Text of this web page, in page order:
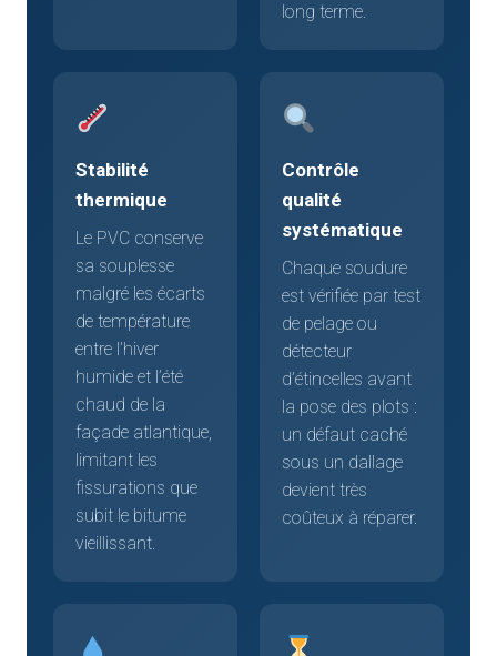
long terme.
Stabilité
thermique
Le PVC conserve
sa souplesse
malgré les écarts
de température
entre l’hiver
humide et l’été
chaud de la
façade atlantique,
limitant les
fissurations que
subit le bitume
vieillissant.
Contrôle
qualité
systématique
Chaque soudure
est vérifiée par test
de pelage ou
détecteur
d’étincelles avant
la pose des plots :
un défaut caché
sous un dallage
devient très
coûteux à réparer.